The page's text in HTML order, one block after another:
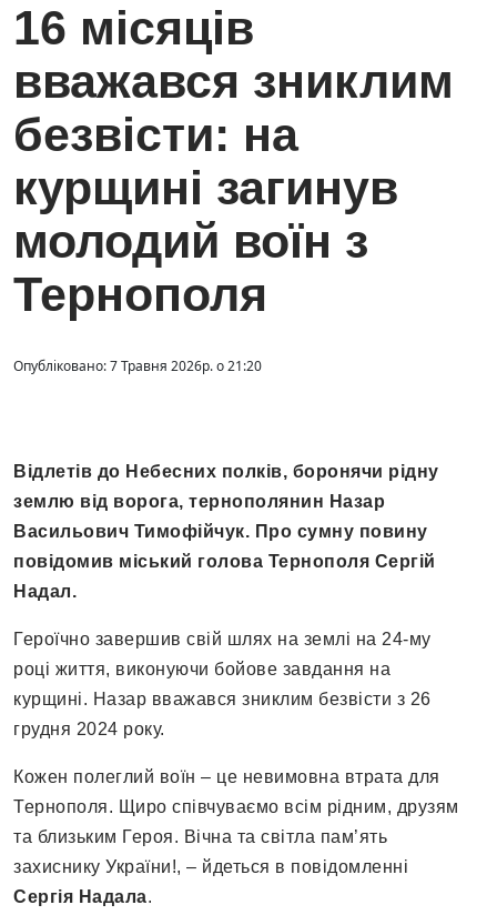
16 місяців
вважався зниклим
безвісти: на
курщині загинув
молодий воїн з
Тернополя
Опубліковано: 7 Травня 2026р. о 21:20
Відлетів до Небесних полків, боронячи рідну
землю від ворога, тернополянин Назар
Васильович Тимофійчук. Про сумну повину
повідомив міський голова Тернополя Сергій
Надал.
Героїчно завершив свій шлях на землі на 24-му
році життя, виконуючи бойове завдання на
курщині. Назар вважався зниклим безвісти з 26
грудня 2024 року.
Кожен полеглий воїн – це невимовна втрата для
Тернополя. Щиро співчуваємо всім рідним, друзям
та близьким Героя. Вічна та світла пам’ять
захиснику України!, – йдеться в повідомленні
Сергія Надала.